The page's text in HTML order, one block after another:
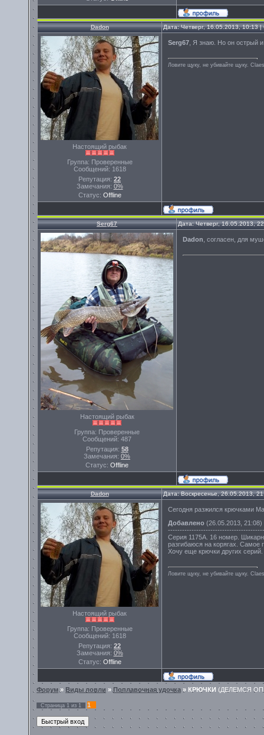
Dadon Дата: Четверг, 16.05.2013, 10:13
Настоящий рыбак
Группа: Проверенные
Сообщений: 1618
Репутация: 22
Замечания: 0%
Статус: Offline
Serg67 , Я знаю. Но он острый
Ловите щуку, не убивайте щуку.
Serg67 Дата: Четверг, 16.05.2013,
Настоящий рыбак
Группа: Проверенные
Сообщений: 487
Репутация: 58
Замечания: 0%
Статус: Offline
Dadon , согласен, для
Dadon Дата: Воскресенье, 26.05.2013,
Настоящий рыбак
Группа: Проверенные
Сообщений: 1618
Репутация: 22
Замечания: 0%
Статус: Offline
Сегодня разжился крючками
Добавлено (26.05.2013, 21:08)
Серия 1175A. 16 номер.
разгибаюся на корягах. Самое
Хочу еще крючки других серий.
Ловите щуку, не убивайте щуку.
Форум » Виды ловли » Поплавочная удочка » КРЮЧКИ (ДЕЛЕМСЯ
Страница 1 из 1 1